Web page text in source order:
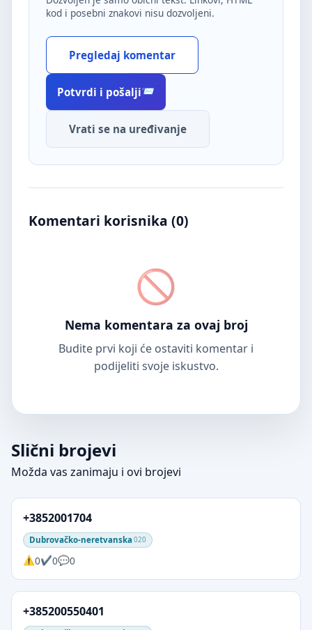
kod i posebni znakovi nisu dozvoljeni.
Pregledaj komentar
Potvrdi i pošalji
Vrati se na uređivanje
Komentari korisnika (0)
Nema komentara za ovaj broj
Budite prvi koji će ostaviti komentar i
podijeliti svoje iskustvo.
Slični brojevi
Možda vas zanimaju i ovi brojevi
+3852001704
Dubrovačko-neretvanska 020
0 0 0
+385200550401